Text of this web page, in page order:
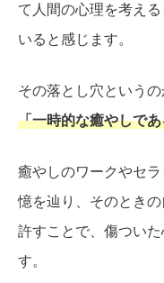
て人間の心理を考え
いると感じます。
その落とし穴という
「一時的な癒やしで
癒やしのワークやセ
憶を辿り、そのとき
許すことで、傷つい
す。